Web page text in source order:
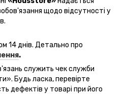
щодо відсутності у
14 днів. Детально про
.
служить чекслужби
Будь ласка, перевірте
дефектів у товарі при його